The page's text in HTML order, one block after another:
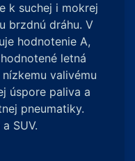
k suchej i mokrej
brzdnú dráhu. V
hodnotenie A,
letná
valivému
úspore paliva a
pneumatiky.
SUV.